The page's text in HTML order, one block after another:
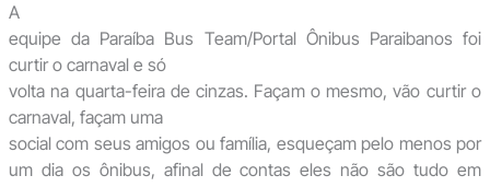
A
equipe da Paraíba Bus Team/Portal Ônibus Paraibanos foi
curtir o carnaval e só
volta na quarta-feira de cinzas. Façam o mesmo, vão curtir o
carnaval, façam uma
social com seus amigos ou família, esqueçam pelo menos por
um dia os ônibus, afinal de contas eles não são tudo em